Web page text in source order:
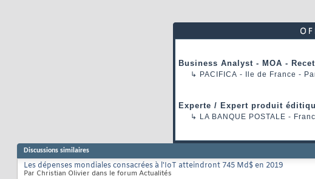
Business Analyst - MOA -
↳ PACIFICA - Ile de France -
Experte / Expert produit
↳ LA BANQUE POSTALE -
Discussions similaires
Les dépenses mondiales consacrées à l'IoT atteindront 745 Md$ en 2019
Par Christian Olivier dans le forum Actualités